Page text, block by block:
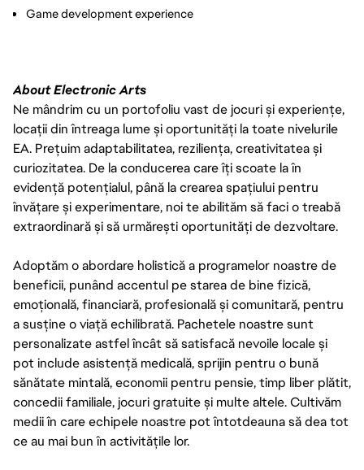
Game development experience
About Electronic Arts
Ne mândrim cu un portofoliu vast de jocuri și experiențe,
locații din întreaga lume și oportunități la toate nivelurile
EA. Prețuim adaptabilitatea, reziliența, creativitatea și
curiozitatea. De la conducerea care îți scoate la în
evidență potențialul, până la crearea spațiului pentru
învățare și experimentare, noi te abilităm să faci o treabă
extraordinară și să urmărești oportunități de dezvoltare.
Adoptăm o abordare holistică a programelor noastre de
beneficii, punând accentul pe starea de bine fizică,
emoțională, financiară, profesională și comunitară, pentru
a susține o viață echilibrată. Pachetele noastre sunt
personalizate astfel încât să satisfacă nevoile locale și
pot include asistență medicală, sprijin pentru o bună
sănătate mintală, economii pentru pensie, timp liber plătit,
concedii familiale, jocuri gratuite și multe altele. Cultivăm
medii în care echipele noastre pot întotdeauna să dea tot
ce au mai bun în activitățile lor.